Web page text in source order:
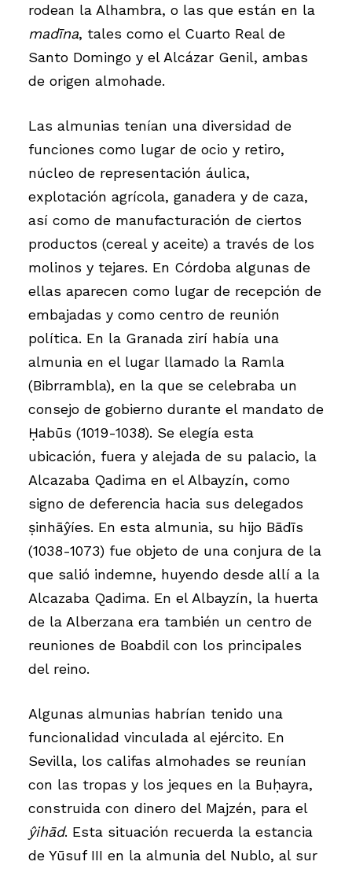
rodean la Alhambra, o las que están en la
madīna, tales como el Cuarto Real de
Santo Domingo y el Alcázar Genil, ambas
de origen almohade.
Las almunias tenían una diversidad de
funciones como lugar de ocio y retiro,
núcleo de representación áulica,
explotación agrícola, ganadera y de caza,
así como de manufacturación de ciertos
productos (cereal y aceite) a través de los
molinos y tejares. En Córdoba algunas de
ellas aparecen como lugar de recepción de
embajadas y como centro de reunión
política. En la Granada zirí había una
almunia en el lugar llamado la Ramla
(Bibrrambla), en la que se celebraba un
consejo de gobierno durante el mandato de
Ḥabūs (1019-1038). Se elegía esta
ubicación, fuera y alejada de su palacio, la
Alcazaba Qadima en el Albayzín, como
signo de deferencia hacia sus delegados
ṣinhāŷíes. En esta almunia, su hijo Bādīs
(1038-1073) fue objeto de una conjura de la
que salió indemne, huyendo desde allí a la
Alcazaba Qadima. En el Albayzín, la huerta
de la Alberzana era también un centro de
reuniones de Boabdil con los principales
del reino.
Algunas almunias habrían tenido una
funcionalidad vinculada al ejército. En
Sevilla, los califas almohades se reunían
con las tropas y los jeques en la Buḥayra,
construida con dinero del Majzén, para el
ŷihād. Esta situación recuerda la estancia
de Yūsuf III en la almunia del Nublo, al sur